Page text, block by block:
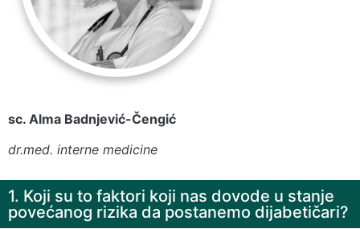
sc. Alma Badnjević-Čengić
dr.med. interne medicine
1. Koji su to faktori koji nas dovode u stanje
povećanog rizika da postanemo dijabetičari?